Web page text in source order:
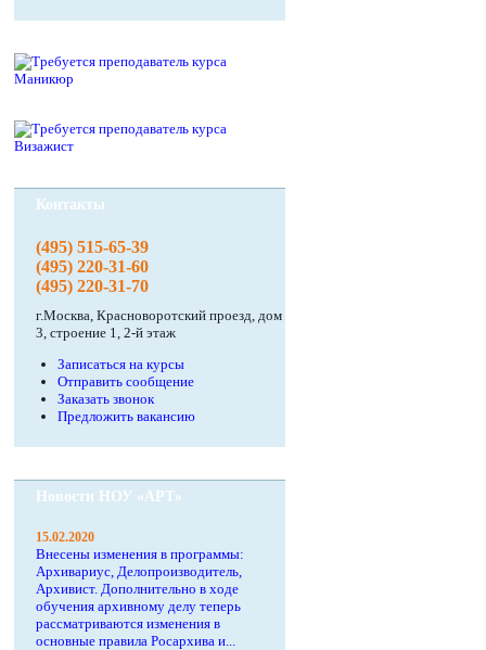
Контакты
(495) 515-65-39
(495) 220-31-60
(495) 220-31-70
г.Москва, Красноворотский проезд, дом
3, строение 1, 2-й этаж
Записаться на курсы
Отправить сообщение
Заказать звонок
Предложить вакансию
Новости НОУ «АРТ»
15.02.2020
Внесены изменения в программы:
Архивариус, Делопроизводитель,
Архивист. Дополнительно в ходе
обучения архивному делу теперь
рассматриваются изменения в
основные правила Росархива и...